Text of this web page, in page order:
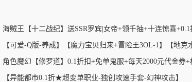
海贼王【十二战纪】送SSR罗宾|女帝+领千抽+十连惊喜+0.1
【可爱-Q版-养成】【魔力宝贝归来+冒险王3OL-1】【地克
克火→火克风→风克地】
角色魔幻【修罗道】0.1折扣+免单鬼服+每天2000元代金券+
包带你飞
【异能都市0.1折★超变单职业-独创攻速手套-幻神攻击】